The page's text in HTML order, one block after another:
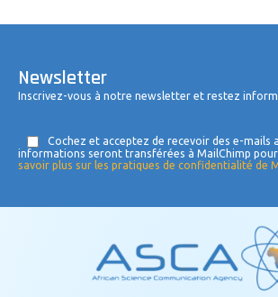
Newsletter
Inscrivez-vous à notre newsletter et restez
Cochez et acceptez de recevoir des e-mails
informations seront transférées à MailChimp
savoir plus sur les pratiques de confidentialité de